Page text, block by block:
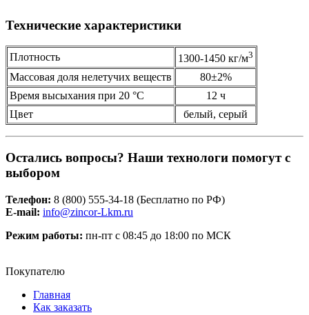
Технические характеристики
Плотность 1300-1450 кг/м3
Массовая доля нелетучих веществ
80±2%
Время высыхания при 20 °С
12 ч
Цвет
белый, серый
Остались вопросы? Наши технологи помогут с
выбором
Телефон: 8 (800) 555-34-18 (Бесплатно по РФ)
Е-mail: info@zincor-Lkm.ru
Режим работы: пн-пт с 08:45 до 18:00 по МСК
Покупателю
Главная
Как заказать